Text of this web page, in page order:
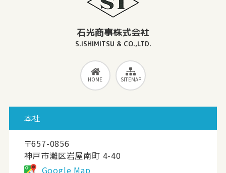
石光商事株式会社
S.ISHIMITSU & CO.,LTD.
HOME SITEMAP
本社
〒657-0856
神戸市灘区岩屋南町 4-40
Google Map